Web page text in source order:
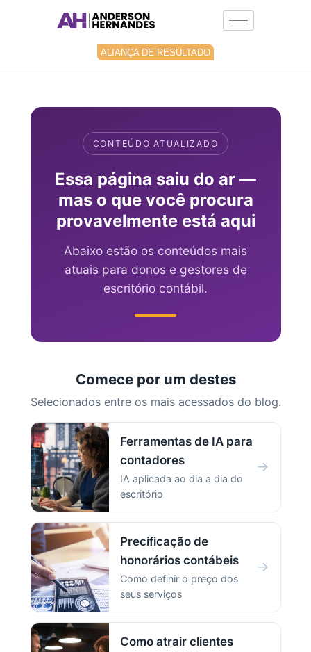
ALIANÇA DE RESULTADO
CONTEÚDO ATUALIZADO
Essa página saiu do ar —
mas o que você procura
provavelmente está aqui
Abaixo estão os conteúdos mais
atuais para donos e gestores de
escritório contábil.
Comece por um destes
Selecionados entre os mais acessados do blog.
Ferramentas de IA para
contadores
IA aplicada ao dia a dia do
escritório
→
Precificação de
honorários contábeis
Como definir o preço dos
seus serviços
→
Como atrair clientes